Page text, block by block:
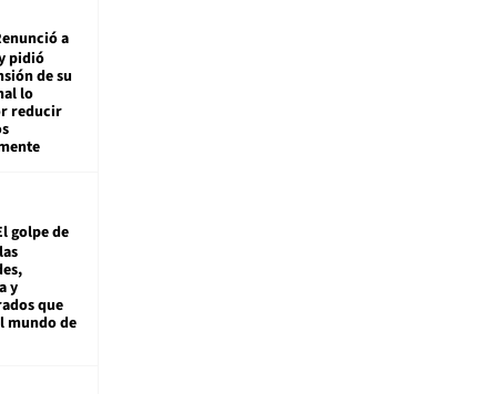
a
pidió
de su
lo
reducir
golpe de
y
que
mundo de